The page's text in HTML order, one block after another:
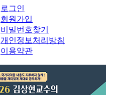
로그인
회원가입
비밀번호찾기
개인정보처리방침
이용약관